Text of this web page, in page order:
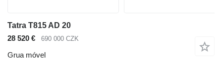
Tatra T815 AD 20
28 520 €
690 000 CZK
Grua móvel